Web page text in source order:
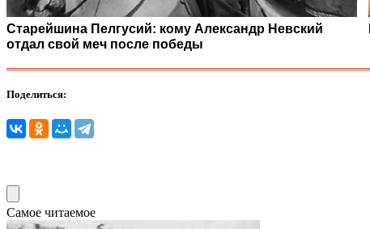
Старейшина Пелгусий: кому Александр Невский
отдал свой меч после победы
Поделиться:
Самое читаемое